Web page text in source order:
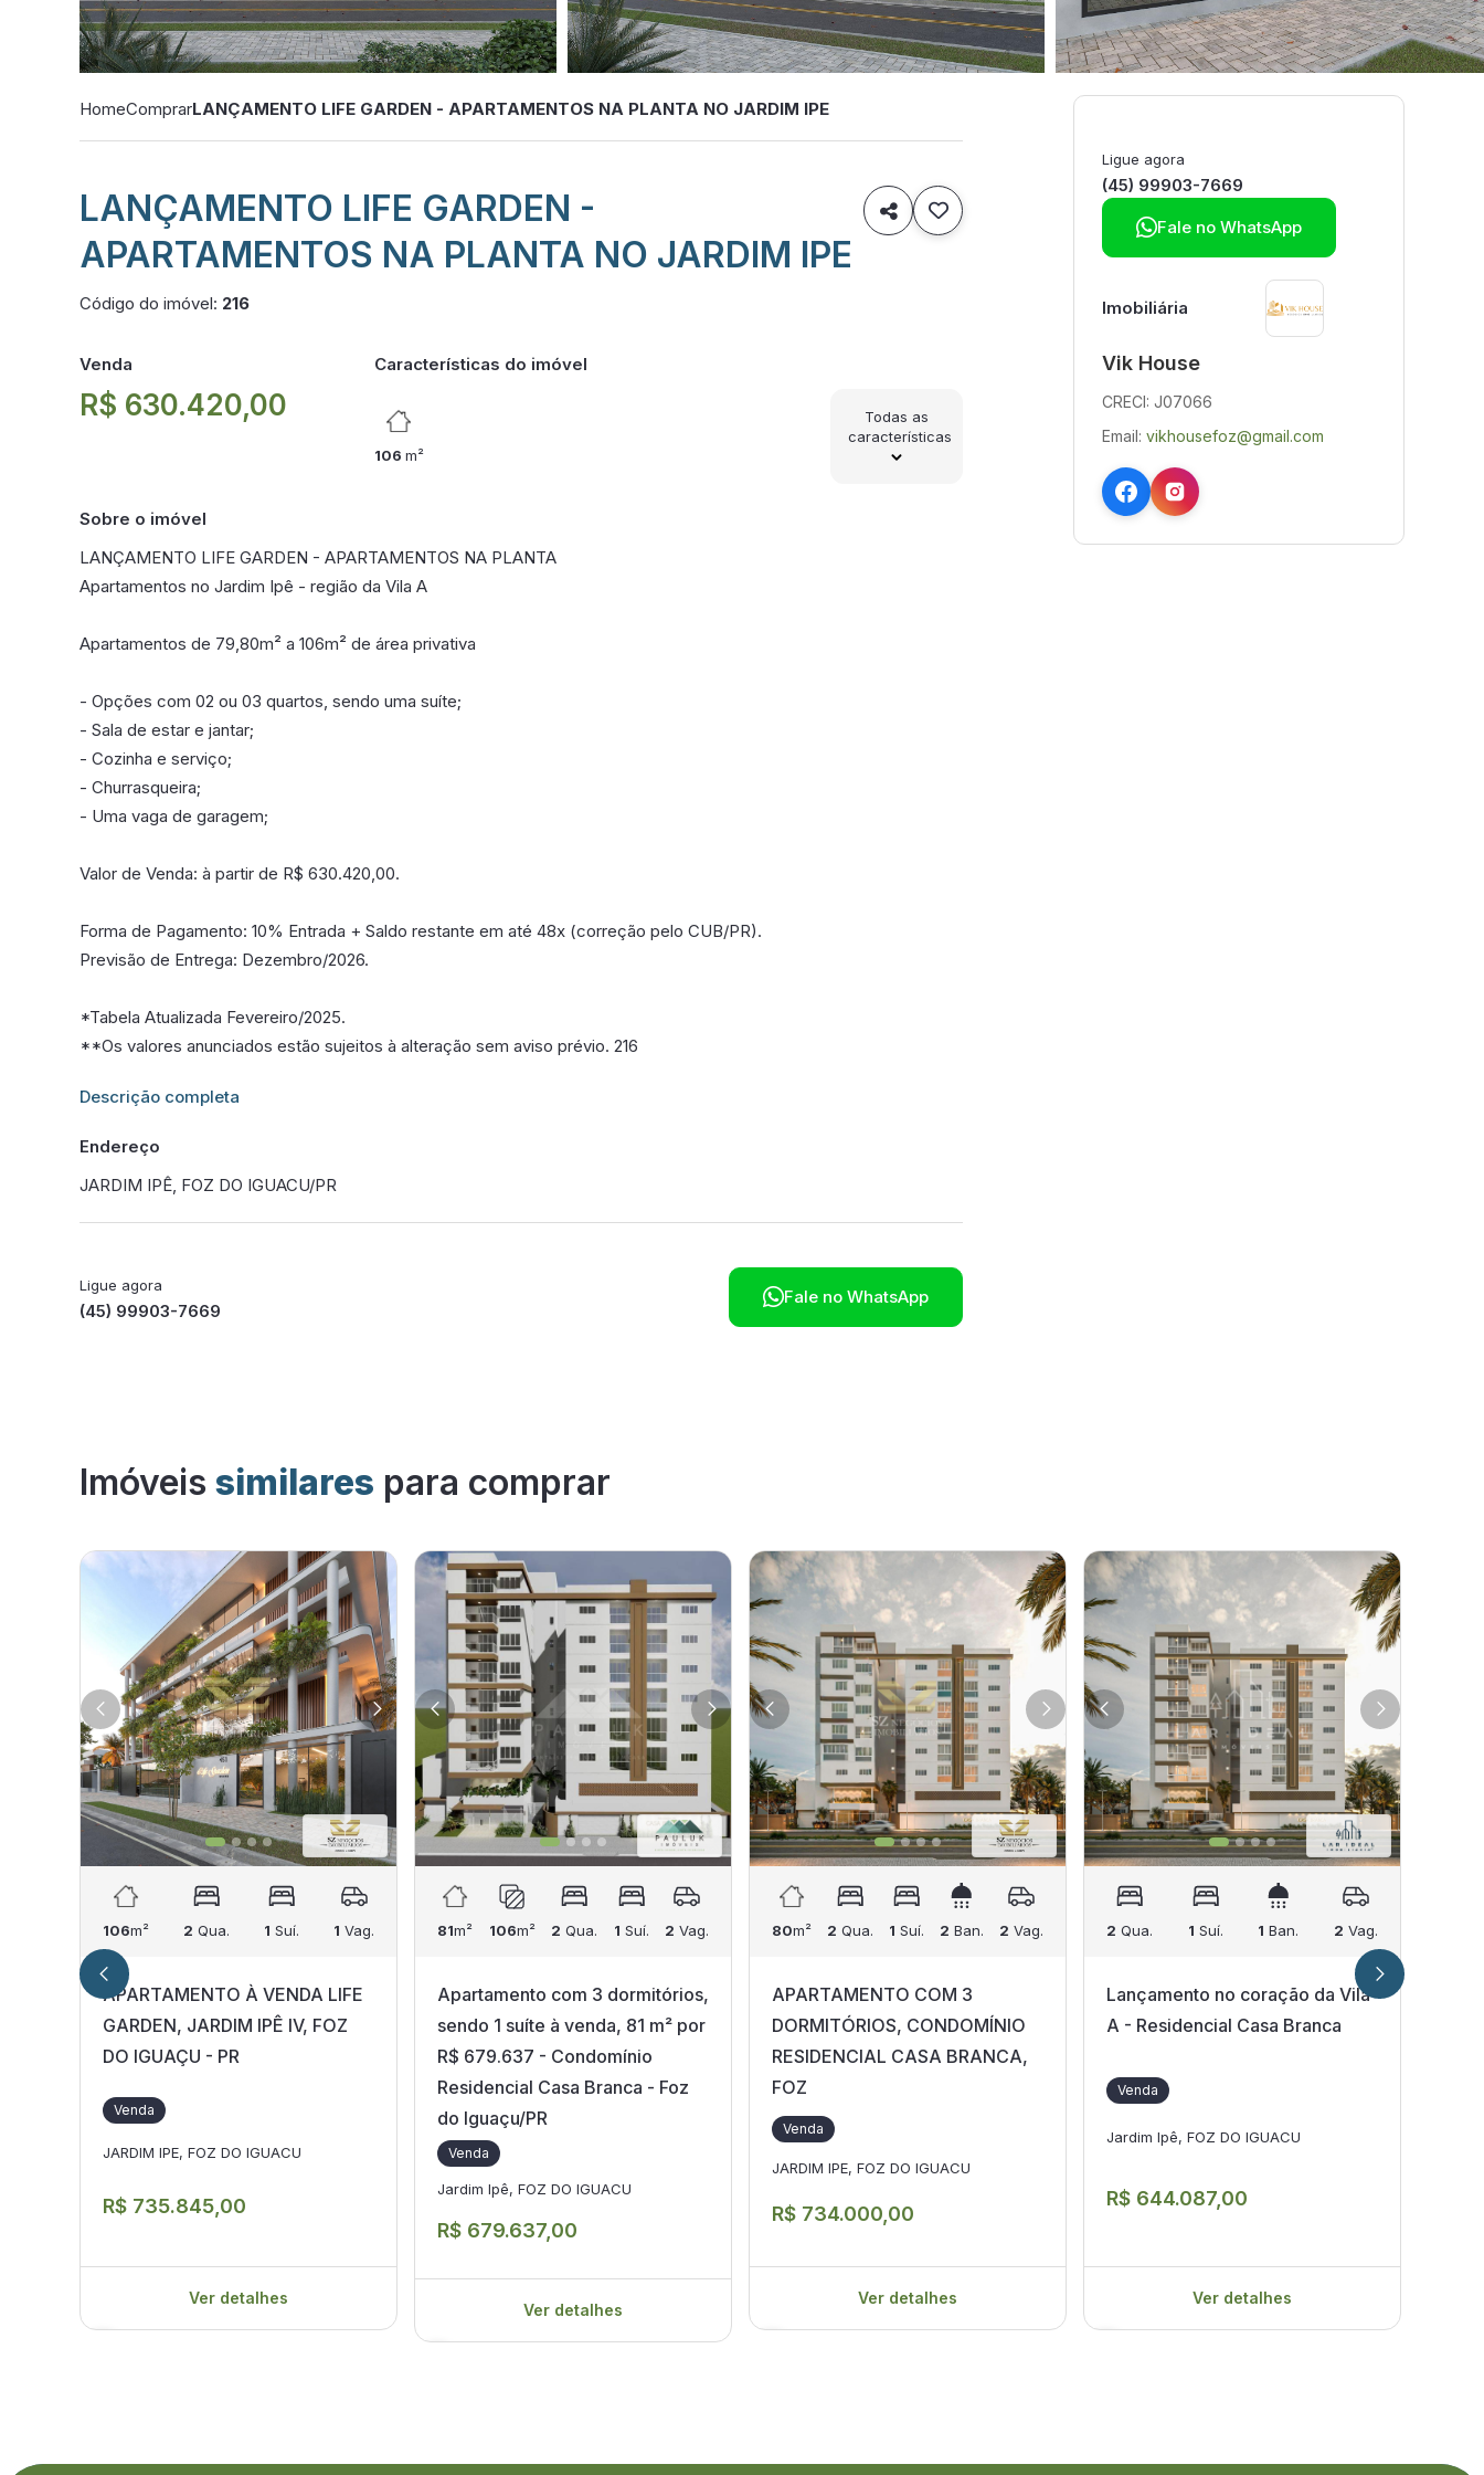
HomeComprarLANÇAMENTO LIFE GARDEN - APARTAMENTOS NA PLANTA NO JARDIM IPE
LANÇAMENTO LIFE GARDEN -
APARTAMENTOS NA PLANTA NO JARDIM IPE

Código do imóvel: 216
Venda
R$ 630.420,00
Características do imóvel
106 m²
Todas as
características
Sobre o imóvel
LANÇAMENTO LIFE GARDEN - APARTAMENTOS NA PLANTA
Apartamentos no Jardim Ipê - região da Vila A
Apartamentos de 79,80m² a 106m² de área privativa
- Opções com 02 ou 03 quartos, sendo uma suíte;
- Sala de estar e jantar;
- Cozinha e serviço;
- Churrasqueira;
- Uma vaga de garagem;
Valor de Venda: à partir de R$ 630.420,00.
Forma de Pagamento: 10% Entrada + Saldo restante em até 48x (correção pelo CUB/PR).
Previsão de Entrega: Dezembro/2026.
*Tabela Atualizada Fevereiro/2025.
**Os valores anunciados estão sujeitos à alteração sem aviso prévio. 216
Informações adicionais sobre este imóvel estarão disponíveis em breve.
Descrição completa
Endereço
JARDIM IPÊ, FOZ DO IGUACU/PR
Ligue agora
(45) 99903-7669
Fale no WhatsApp
Ligue agora
(45) 99903-7669
Fale no WhatsApp
Imobiliária
Vik House
CRECI: J07066
Email: vikhousefoz@gmail.com
Imóveis similares para comprar
106m² 2 Qua. 1 Suí. 1 Vag.
APARTAMENTO À VENDA LIFE
GARDEN, JARDIM IPÊ IV, FOZ
DO IGUAÇU - PR
Venda
JARDIM IPE, FOZ DO IGUACU
R$ 735.845,00
Ver detalhes
81m² 106m² 2 Qua. 1 Suí. 2 Vag.
Apartamento com 3 dormitórios,
sendo 1 suíte à venda, 81 m² por
R$ 679.637 - Condomínio
Residencial Casa Branca - Foz
do Iguaçu/PR
Venda
Jardim Ipê, FOZ DO IGUACU
R$ 679.637,00
Ver detalhes
80m² 2 Qua. 1 Suí. 2 Ban. 2 Vag.
APARTAMENTO COM 3
DORMITÓRIOS, CONDOMÍNIO
RESIDENCIAL CASA BRANCA,
FOZ
Venda
JARDIM IPE, FOZ DO IGUACU
R$ 734.000,00
Ver detalhes
2 Qua. 1 Suí. 1 Ban. 2 Vag.
Lançamento no coração da Vila
A - Residencial Casa Branca
Venda
Jardim Ipê, FOZ DO IGUACU
R$ 644.087,00
Ver detalhes